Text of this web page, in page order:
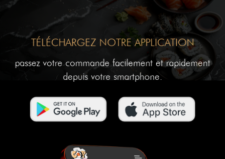
TÉLÉCHARGEZ NOTRE APPLICATION
passez votre commande facilement et rapidement
depuis votre smartphone.